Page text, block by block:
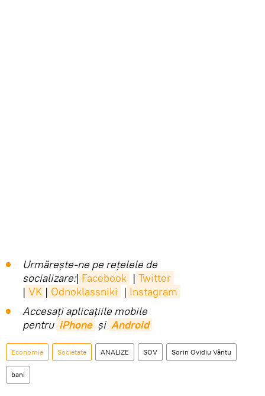
Urmărește-ne pe rețelele de
socializare:| Facebook | Twitter
| VK | Odnoklassniki | Instagram
Accesaţi aplicaţiile mobile
pentru iPhone și Android
Economie Societate ANALIZE SOV Sorin Ovidiu Vântu
bani